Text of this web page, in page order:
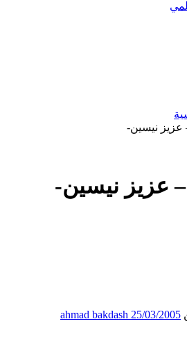
عزيز نيسين-
– عزيز نيسين-
ahmad bakdash 25/03/2005